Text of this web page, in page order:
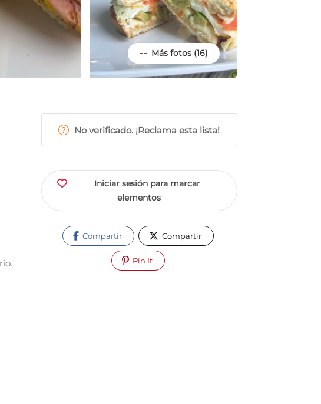
Más fotos
No verificado. ¡Reclama esta lista!
Iniciar sesión para marcar
elementos
Compartir Compartir
Pin It